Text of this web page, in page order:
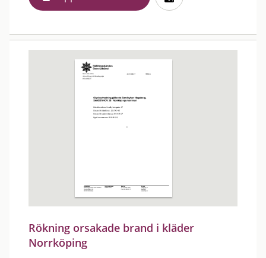
Rökning orsakade brand i kläder
Norrköping